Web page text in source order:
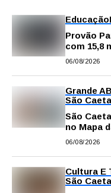
Educação
Provão
com 15,8
público
06/08/2026
Grande
São
São
no Mapa
06/08/2026
Cultura E
São